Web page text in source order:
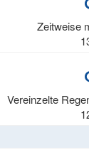
Zeitweise
Vereinzelte